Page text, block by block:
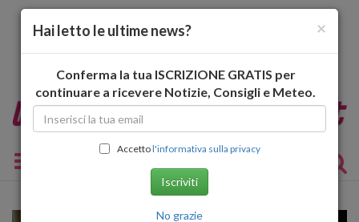
Toggle navigation
×
Hai letto le ultime news?
Conferma la tua ISCRIZIONE GRATIS per
continuare a ricevere Notizie, Consigli e Meteo.
Accettol'informativa sulla privacy
Iscriviti
No grazie